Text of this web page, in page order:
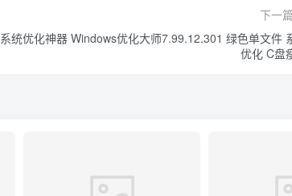
下一篇
系统优化神器 Windows优化大师7.99.12.301 绿色单文件
优化 C盘